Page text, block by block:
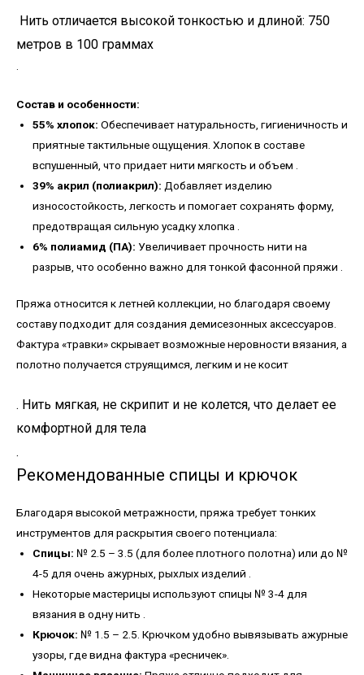
Нить отличается высокой тонкостью и длиной: 750
метров в 100 граммах
Состав и особенности:
55% хлопок: Обеспечивает натуральность, гигиеничность и
приятные тактильные ощущения. Хлопок в составе
вспушенный, что придает нити мягкость и объем
39% акрил (полиакрил): Добавляет изделию
износостойкость, легкость и помогает сохранять форму,
предотвращая сильную усадку хлопка
6% полиамид (ПА): Увеличивает прочность нити на
разрыв, что особенно важно для тонкой фасонной пряжи
Пряжа относится к летней коллекции, но благодаря своему
составу подходит для создания демисезонных аксессуаров.
Фактура «травки» скрывает возможные неровности вязания, а
полотно получается струящимся, легким и не косит
. Нить мягкая, не скрипит и не колется, что делает ее
комфортной для тела
.
Рекомендованные спицы и крючок
Благодаря высокой метражности, пряжа требует тонких
инструментов для раскрытия своего потенциала:
Спицы: № 2.5 – 3.5 (для более плотного полотна) или до №
4-5 для очень ажурных, рыхлых изделий
Некоторые мастерицы используют спицы № 3-4 для
вязания в одну нить
Крючок: № 1.5 – 2.5. Крючком удобно вывязывать ажурные
узоры, где видна фактура «ресничек».